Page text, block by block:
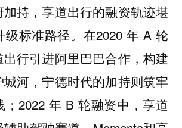
持，享道出行的融资轨迹堪
级标准路径。在2020 年 A 轮
行引进阿里巴巴合作，构建
河，宁德时代的加持则筑牢
；2022 年 B 轮融资中，享道